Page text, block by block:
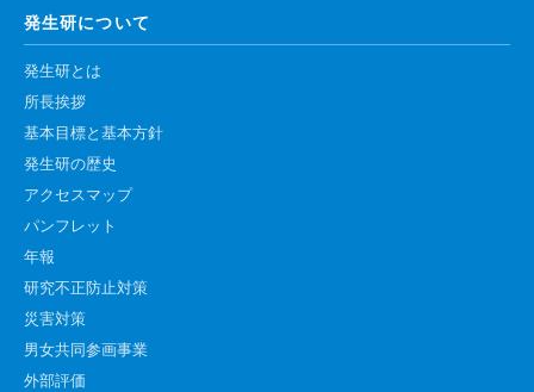
発生研について
発生研とは
所長挨拶
基本目標と基本方針
発生研の歴史
アクセスマップ
パンフレット
年報
研究不正防止対策
災害対策
男女共同参画事業
外部評価